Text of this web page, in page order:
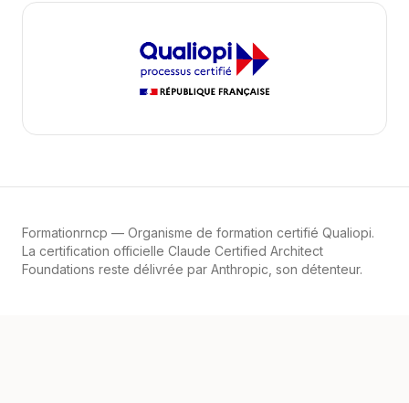
Formationrncp — Organisme de formation certifié Qualiopi.
La certification officielle Claude Certified Architect
Foundations reste délivrée par Anthropic, son détenteur.